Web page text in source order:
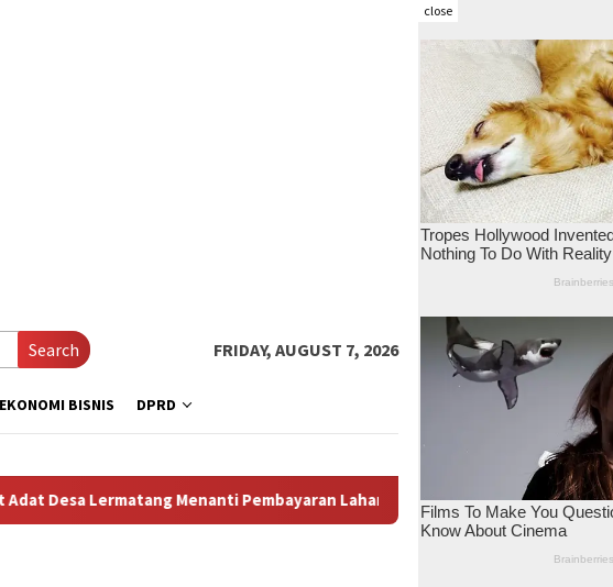
close
Search FRIDAY, AUGUST 7, 2026
EKONOMI BISNIS DPRD
Lahan: Antara Dugaan Konspirasi dan Bayang-Bayang “Makelar